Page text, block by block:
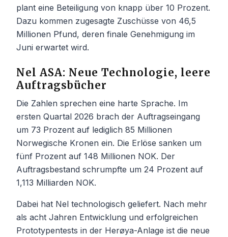
plant eine Beteiligung von knapp über 10 Prozent.
Dazu kommen zugesagte Zuschüsse von 46,5
Millionen Pfund, deren finale Genehmigung im
Juni erwartet wird.
Nel ASA: Neue Technologie, leere
Auftragsbücher
Die Zahlen sprechen eine harte Sprache. Im
ersten Quartal 2026 brach der Auftragseingang
um 73 Prozent auf lediglich 85 Millionen
Norwegische Kronen ein. Die Erlöse sanken um
fünf Prozent auf 148 Millionen NOK. Der
Auftragsbestand schrumpfte um 24 Prozent auf
1,113 Milliarden NOK.
Dabei hat Nel technologisch geliefert. Nach mehr
als acht Jahren Entwicklung und erfolgreichen
Prototypentests in der Herøya-Anlage ist die neue